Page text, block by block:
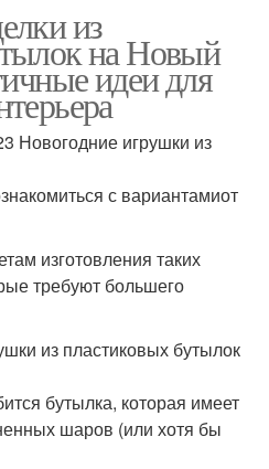
из
на Новый
идеи для
Новогодние игрушки из
с вариантамиот
изготовления таких
требуют большего
из пластиковых бутылок
бутылка, которая имеет
шаров (или хотя бы